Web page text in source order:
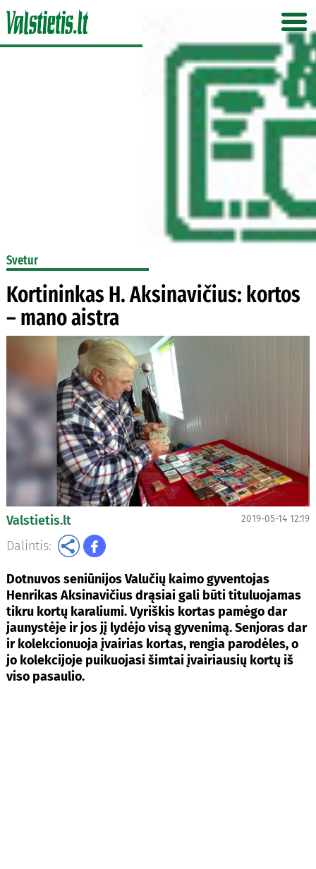
Svetur
Kortininkas H. Aksinavičius: kortos
– mano aistra
Valstietis.lt 2019-05-14 12:19
Dalintis:
Dotnuvos seniūnijos Valučių kaimo gyventojas
Henrikas Aksinavičius drąsiai gali būti tituluojamas
tikru kortų karaliumi. Vyriškis kortas pamėgo dar
jaunystėje ir jos jį lydėjo visą gyvenimą. Senjoras dar
ir kolekcionuoja įvairias kortas, rengia parodėles, o
jo kolekcijoje puikuojasi šimtai įvairiausių kortų iš
viso pasaulio.